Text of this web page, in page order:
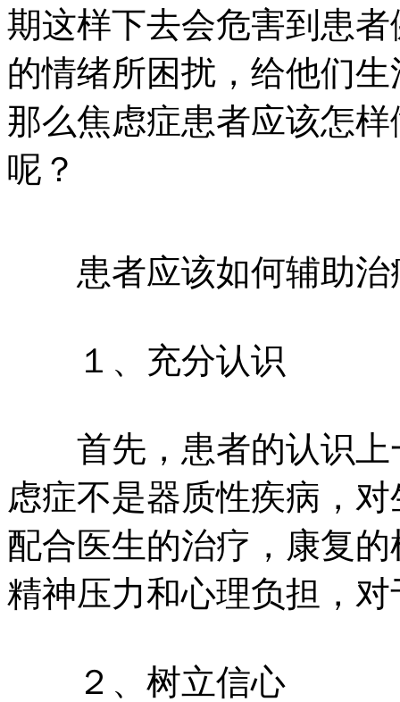
期这样下去会危害到患
的情绪所困扰，给他们
那么焦虑症患者应该怎
呢？
患者应该如何辅助治
１、充分认识
首先，患者的认识上
虑症不是器质性疾病，
配合医生的治疗，康复
精神压力和心理负担，
２、树立信心